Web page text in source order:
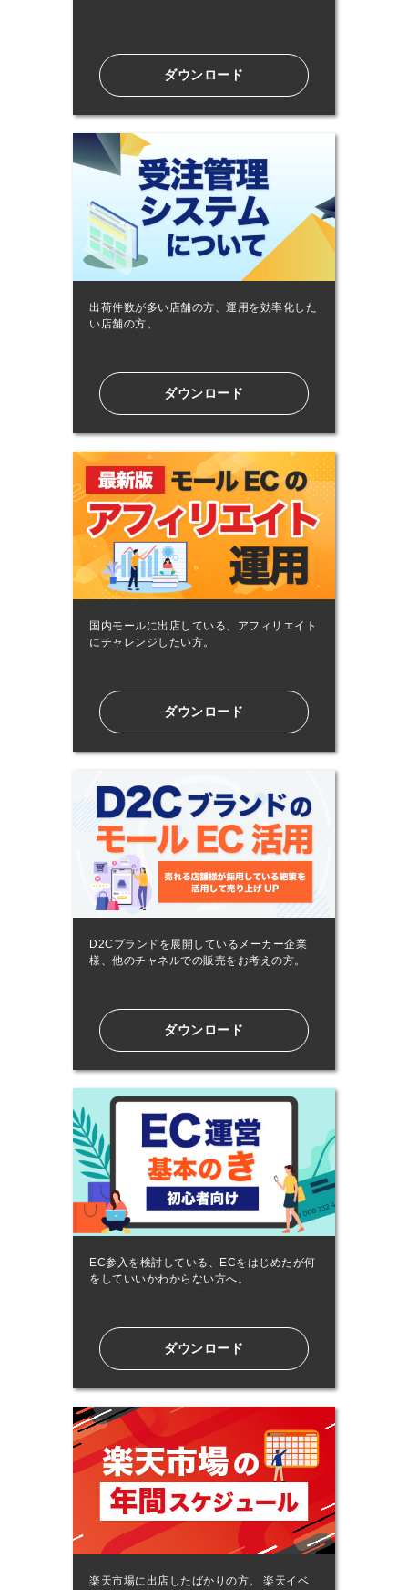
ダウンロード
出荷件数が多い店舗の方、運用を効率化した
い店舗の方。
ダウンロード
国内モールに出店している、アフィリエイト
にチャレンジしたい方。
ダウンロード
D2Cブランドを展開しているメーカー企業
様、他のチャネルでの販売をお考えの方。
ダウンロード
EC参入を検討している、ECをはじめたが何
をしていいかわからない方へ。
ダウンロード
楽天市場に出店したばかりの方。 楽天イベ